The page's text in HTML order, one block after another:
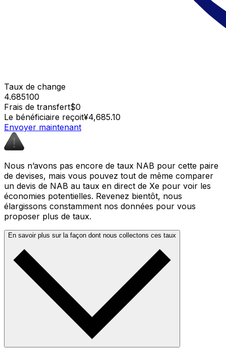
Taux de change
4.685100
Frais de transfert$0
Le bénéficiaire reçoit¥4,685.10
Envoyer maintenant
Nous n’avons pas encore de taux NAB pour cette paire
de devises, mais vous pouvez tout de même comparer
un devis de NAB au taux en direct de Xe pour voir les
économies potentielles. Revenez bientôt, nous
élargissons constamment nos données pour vous
proposer plus de taux.
En savoir plus sur la façon dont nous collectons ces taux